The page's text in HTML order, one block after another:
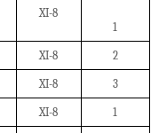
XI-8
1
XI-8 2
XI-8 3
XI-8 1